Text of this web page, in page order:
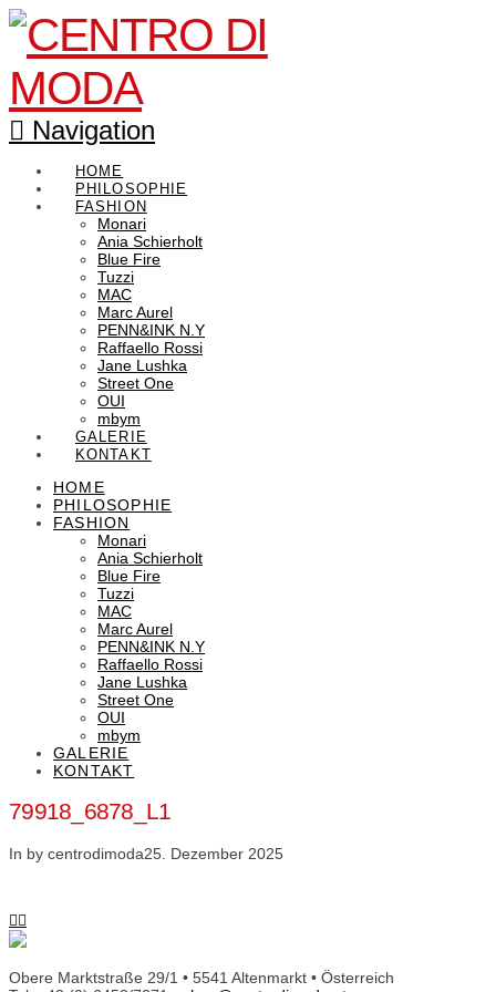
Navigation
HOME
PHILOSOPHIE
FASHION
Monari
Ania Schierholt
Blue Fire
Tuzzi
MAC
Marc Aurel
PENN&INK N.Y
Raffaello Rossi
Jane Lushka
Street One
OUI
mbym
GALERIE
KONTAKT
HOME
PHILOSOPHIE
FASHION
Monari
Ania Schierholt
Blue Fire
Tuzzi
MAC
Marc Aurel
PENN&INK N.Y
Raffaello Rossi
Jane Lushka
Street One
OUI
mbym
GALERIE
KONTAKT
79918_6878_L1
In by centrodimoda25. Dezember 2025
Obere Marktstraße 29/1 • 5541 Altenmarkt • Österreich